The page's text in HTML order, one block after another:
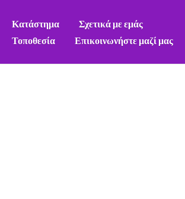
Κατάστημα
Σχετικά με εμάς
Τοποθεσία
Επικοινωνήστε μαζί μας